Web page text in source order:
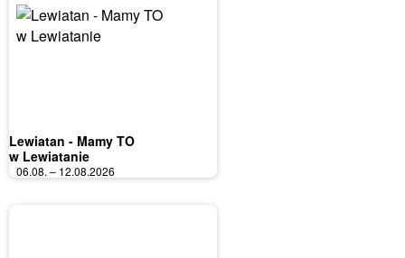
Lewiatan - Mamy TO
w Lewiatanie
06.08. – 12.08.2026